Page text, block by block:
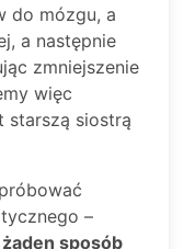
do mózgu, a
a następnie
zmniejszenie
więc
starszą siostrą
–
sposób